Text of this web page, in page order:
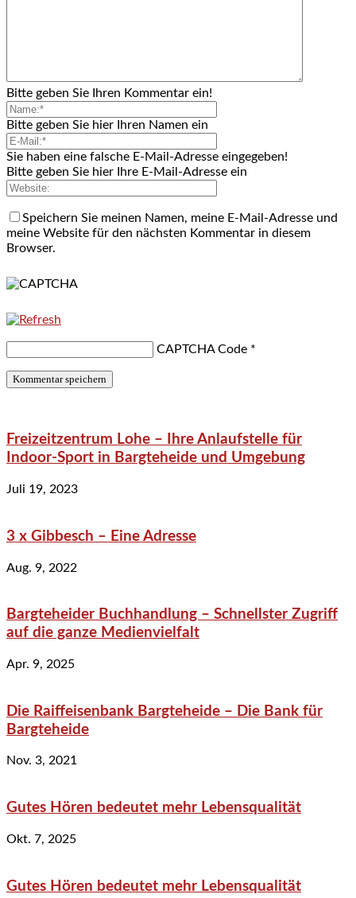
Bitte geben Sie Ihren Kommentar ein!
Bitte geben Sie hier Ihren Namen ein
Sie haben eine falsche E-Mail-Adresse eingegeben!
Bitte geben Sie hier Ihre E-Mail-Adresse ein
Speichern Sie meinen Namen, meine E-Mail-Adresse und
meine Website für den nächsten Kommentar in diesem
Browser.
CAPTCHA Code *
Freizeitzentrum Lohe – Ihre Anlaufstelle für
Indoor-Sport in Bargteheide und Umgebung
Juli 19, 2023
3 x Gibbesch – Eine Adresse
Aug. 9, 2022
Bargteheider Buchhandlung – Schnellster Zugriff
auf die ganze Medienvielfalt
Apr. 9, 2025
Die Raiffeisenbank Bargteheide – Die Bank für
Bargteheide
Nov. 3, 2021
Gutes Hören bedeutet mehr Lebensqualität
Okt. 7, 2025
Gutes Hören bedeutet mehr Lebensqualität